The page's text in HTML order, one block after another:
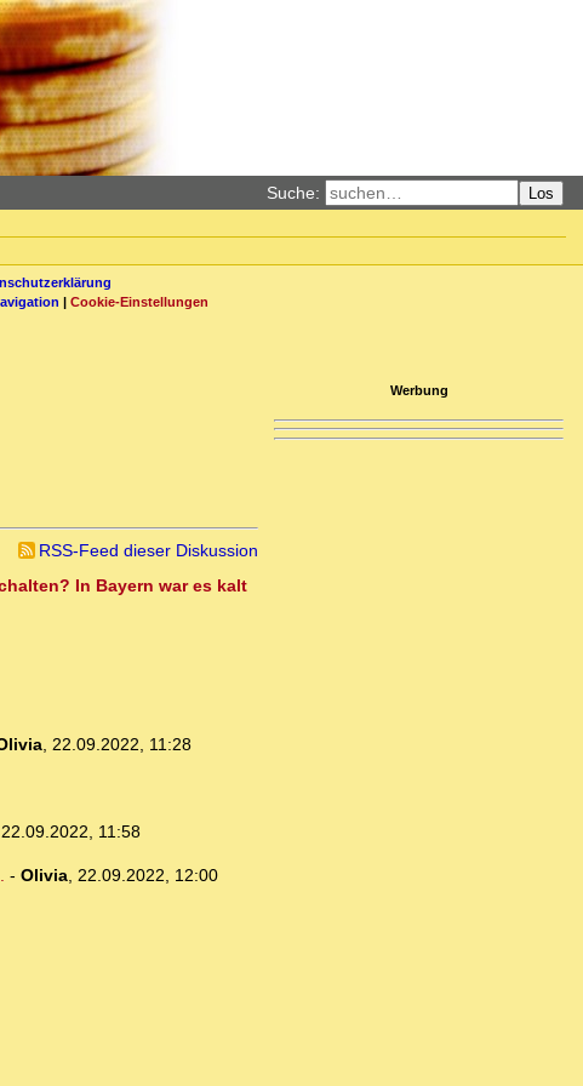
Suche: Los
| Cookie-Einstellungen
RSS-Feed dieser Diskussion
In Bayern war es kalt
, 22.09.2022, 11:28
22.09.2022, 11:58
- Olivia, 22.09.2022, 12:00
Werbung